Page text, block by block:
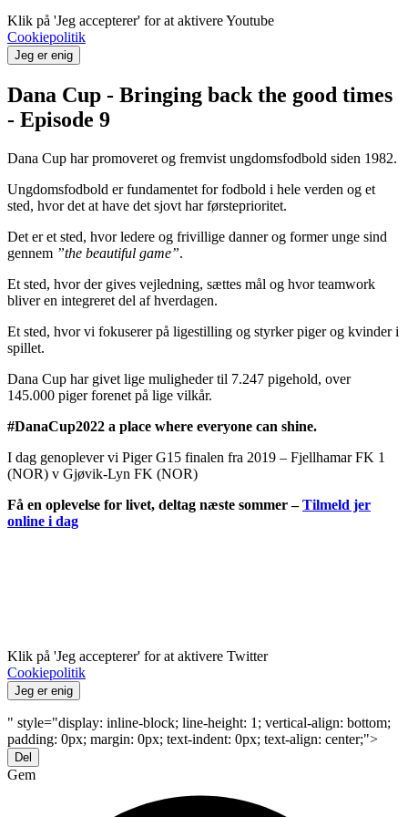
Klik på 'Jeg accepterer' for at aktivere Youtube
Cookiepolitik
Jeg er enig
Dana Cup - Bringing back the good times
- Episode 9
Dana Cup har promoveret og fremvist ungdomsfodbold siden 1982.
Ungdomsfodbold er fundamentet for fodbold i hele verden og et
sted, hvor det at have det sjovt har førsteprioritet.
Det er et sted, hvor ledere og frivillige danner og former unge sind
gennem ”the beautiful game”.
Et sted, hvor der gives vejledning, sættes mål og hvor teamwork
bliver en integreret del af hverdagen.
Et sted, hvor vi fokuserer på ligestilling og styrker piger og kvinder i
spillet.
Dana Cup har givet lige muligheder til 7.247 pigehold, over
145.000 piger forenet på lige vilkår.
#DanaCup2022 a place where everyone can shine.
I dag genoplever vi Piger G15 finalen fra 2019 – Fjellhamar FK 1
(NOR) v Gjøvik-Lyn FK (NOR)
Få en oplevelse for livet, deltag næste sommer –Tilmeld jer
online i dag
Klik på 'Jeg accepterer' for at aktivere Twitter
Cookiepolitik
Jeg er enig
" style="display: inline-block; line-height: 1; vertical-align: bottom;
padding: 0px; margin: 0px; text-indent: 0px; text-align: center;">
Del
Gem